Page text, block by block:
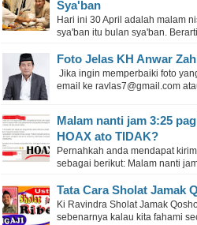
Sya'ban
Hari ini 30 April adalah malam
sya'ban itu bulan sya'ban.
Foto Jelas KH Anwar
Jika ingin memperbaiki foto
email ke ravlas7@gmail.com
Malam nanti jam 3:25
HOAX ato TIDAK?
Pernahkah anda mendapat
sebagai berikut: Malam nanti
Tata Cara Sholat Jamak
Ki Ravindra Sholat Jamak
sebenarnya kalau kita fahami